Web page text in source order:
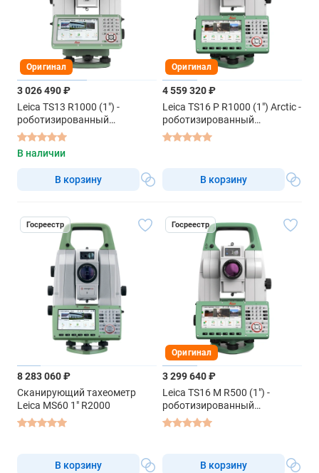
Оригинал
3 026 490 ₽
Leica TS13 R1000 (1") -
роботизированный
тахеометр
В наличии
В корзину
Оригинал
4 559 320 ₽
Leica TS16 P R1000 (1") Arctic -
роботизированный
тахеометр
В корзину
Госреестр
8 283 060 ₽
Сканирующий тахеометр
Leica MS60 1" R2000
В корзину
Госреестр
Оригинал
3 299 640 ₽
Leica TS16 M R500 (1") -
роботизированный
тахеометр
В корзину